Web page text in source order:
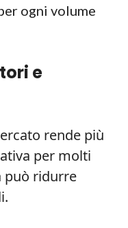
ogni volume
e
rende più
per molti
può ridurre